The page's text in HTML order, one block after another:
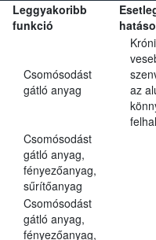
Leggyakoribb
funkció
Csomósodást
gátló anyag
az
Csomósodást
gátló anyag,
fényezőanyag,
sűrítőanyag
Csomósodást
gátló anyag,
fényezőanyag,